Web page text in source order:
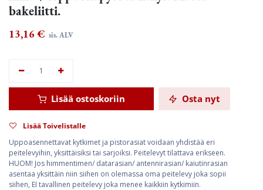
bakeliitti.
13,16€ sis. ALV
Lisää ostoskoriin Osta nyt
Lisää Toivelistalle
Uppoasennettavat kytkimet ja pistorasiat voidaan yhdistää eri
peitelevyihin, yksittäisiksi tai sarjoiksi. Peitelevyt tilattava erikseen.
HUOM! Jos himmentimen/ datarasian/ antennirasian/ kaiutinrasian
asentaa yksittäin niin siihen on olemassa oma peitelevy joka sopii
siihen, EI tavallinen peitelevy joka menee kaikkiin kytkimiin.